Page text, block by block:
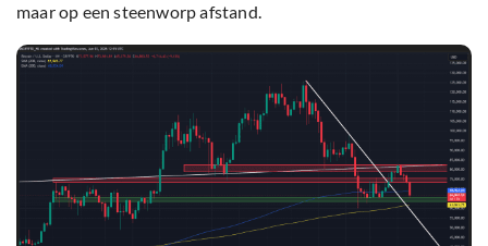
maar op een steenworp afstand.